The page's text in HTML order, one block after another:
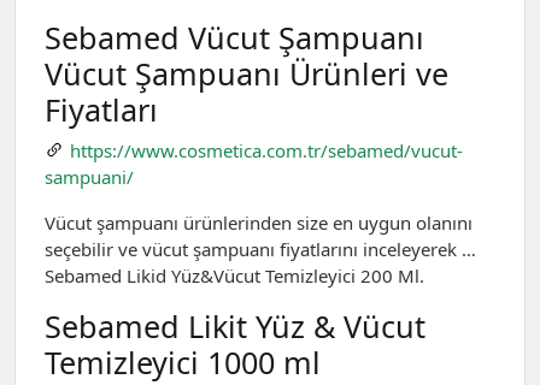
Sebamed Vücut Şampuanı
Vücut Şampuanı Ürünleri ve
Fiyatları
https://www.cosmetica.com.tr/sebamed/vucut-
sampuani/
Vücut şampuanı ürünlerinden size en uygun olanını
seçebilir ve vücut şampuanı fiyatlarını inceleyerek …
Sebamed Likid Yüz&Vücut Temizleyici 200 Ml.
Sebamed Likit Yüz & Vücut
Temizleyici 1000 ml